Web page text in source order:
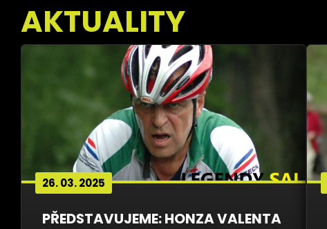
AKTUALITY
26. 03. 2025
PŘEDSTAVUJEME: HONZA VALENTA